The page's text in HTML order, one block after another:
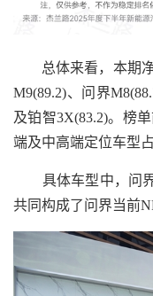
总体来看，本期净
M9(89.2)、问界
及铂智3X(83.2)。榜
端及中高端定位车型
具体车型中，问界
共同构成了问界当前